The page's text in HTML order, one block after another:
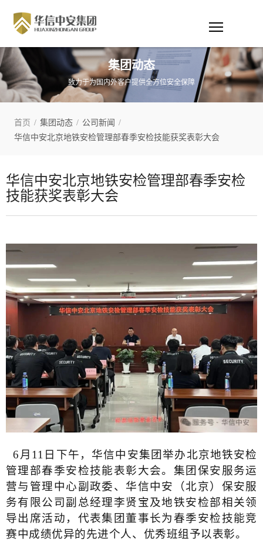
集团动态
致力于为国内外客户提供全方位安全保障
首页 / 集团动态 / 公司新闻 /
华信中安北京地铁安检管理部春季安检技能获奖表彰大会
华信中安北京地铁安检管理部春季安检
技能获奖表彰大会
6月11日下午，华信中安集团举办北京地铁安检
管理部春季安检技能表彰大会。集团保安服务运
营与管理中心副政委、华信中安（北京）保安服
务有限公司副总经理李贤宝及地铁安检部相关领
导出席活动，代表集团董事长为春季安检技能竞
赛中成绩优异的先进个人、优秀班组予以表彰。